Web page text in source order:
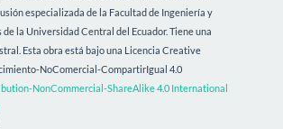
especializada de la Facultad de Ingeniería y
la Universidad Central del Ecuador. Tiene una
Esta obra está bajo una Licencia Creative
NoComercial-CompartirIgual 4.0
NonCommercial-ShareAlike 4.0 International